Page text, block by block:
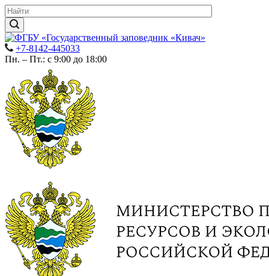
+7-8142-445033
Пн. – Пт.: с 9:00 до 18:00